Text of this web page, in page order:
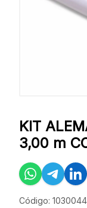
KIT
3,00 m
Código: 1030044